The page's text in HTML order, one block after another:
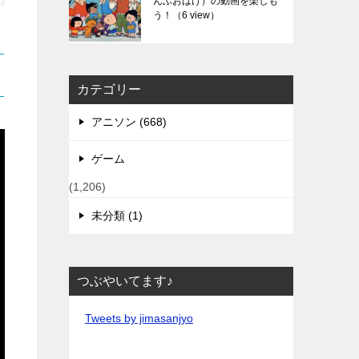
う！
（6 view）
カテゴリー
アニソン (668)
ゲーム
(1,206)
未分類 (1)
つぶやいてます♪
Tweets by jimasanjyo